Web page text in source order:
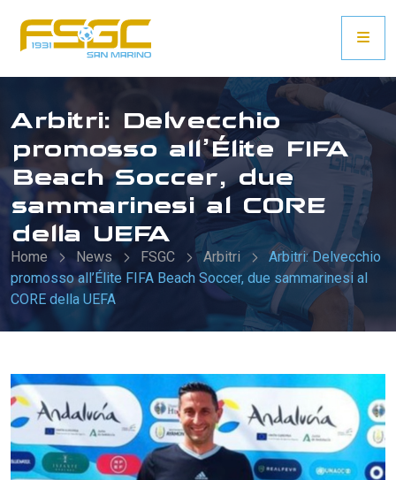
Arbitri: Delvecchio
promosso all’Élite FIFA
Beach Soccer, due
sammarinesi al CORE
della UEFA
Home News FSGC Arbitri
Arbitri: Delvecchio
promosso all’Élite FIFA Beach Soccer, due sammarinesi al
CORE della UEFA